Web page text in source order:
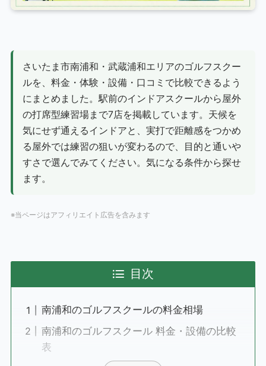
さいたま市南浦和・武蔵浦和エリアのゴルフスクー
ルを、料金・体験・設備・口コミで比較できるよう
にまとめました。駅前のインドアスクールから屋外
の打席型練習場まで7店を掲載しています。天候を
気にせず通えるインドアと、実打で距離感をつかめ
る屋外では練習の狙いが変わるので、目的と通いや
すさで選んでみてください。気になる条件から探せ
ます。
※当ページはアフィリエイト広告を含みます
目次
南浦和のゴルフスクールの料金相場
南浦和のゴルフスクール 料金・設備の比較
表